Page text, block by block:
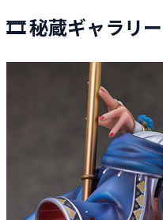
🎞️ 秘蔵ギャラリー